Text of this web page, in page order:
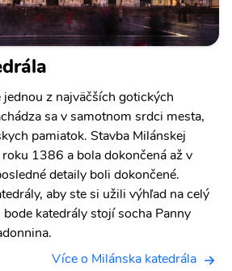
jednou z najväčších gotických
sa v samotnom srdci mesta,
pamiatok. Stavba Milánskej
1386 a bola dokončená až v
detaily boli dokončené.
aby ste si užili výhľad na celý
katedrály stojí socha Panny
Více o Milánska katedrála